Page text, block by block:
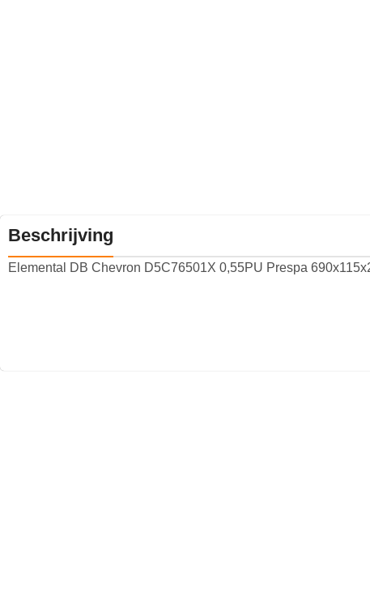
Beschrijving
Elemental DB Chevron D5C76501X 0,55PU Prespa